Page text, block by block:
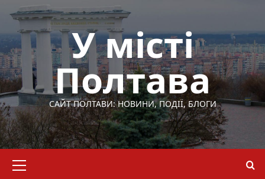
Перейти
вмісту
У місті
Полтава
САЙТ ПОЛТАВИ: НОВИНИ, ПОДІЇ, БЛОГИ
меню